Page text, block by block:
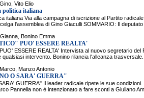
Vito Elio
politica italiana
italiana Via alla campagna di iscrizione al Partito
l'assemblea di Gino Giaculli SOMMARIO: Il
Bonino Emma
PUO' ESSERE REALTA'
ESSERE REALTA' Intervista al nuovo segretario del
intervento. Bonino rilancia l'alleanza
Manzo Antonio
O SARA' GUERRA"
GUERRA" Il leader radicale ripete le sue
Pannella non è intenzionato a fare sconti a Giuliano